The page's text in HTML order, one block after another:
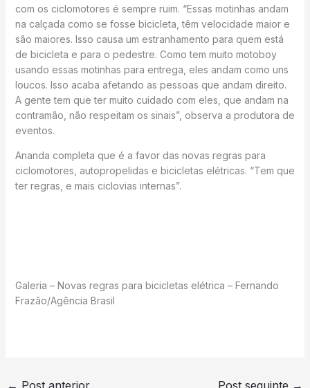
com os ciclomotores é sempre ruim. “Essas motinhas andam
na calçada como se fosse bicicleta, têm velocidade maior e
são maiores. Isso causa um estranhamento para quem está
de bicicleta e para o pedestre. Como tem muito motoboy
usando essas motinhas para entrega, eles andam como uns
loucos. Isso acaba afetando as pessoas que andam direito.
A gente tem que ter muito cuidado com eles, que andam na
contramão, não respeitam os sinais”, observa a produtora de
eventos.
Ananda completa que é a favor das novas regras para
ciclomotores, autopropelidas e bicicletas elétricas. “Tem que
ter regras, e mais ciclovias internas”.
Galeria – Novas regras para bicicletas elétrica – Fernando
Frazão/Agência Brasil
← Post anterior Post seguinte →